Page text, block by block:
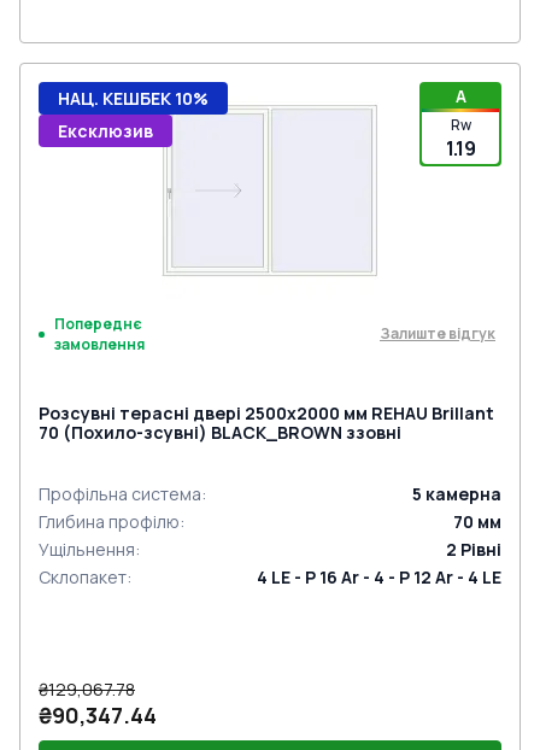
A
Rw
1.19
НАЦ. КЕШБЕК 10%
Ексклюзив
Попереднє
замовлення
Залиште відгук
Розсувні терасні двері 2500x2000 мм REHAU Brillant
70 (Похило-зсувні) BLACK_BROWN ззовні
Профільна система: 5 камерна
Глибина профілю: 70 мм
Ущільнення: 2 Рівні
Склопакет: 4 LE - P 16 Ar - 4 - P 12 Ar - 4 LE
₴129,067.78
₴90,347.44